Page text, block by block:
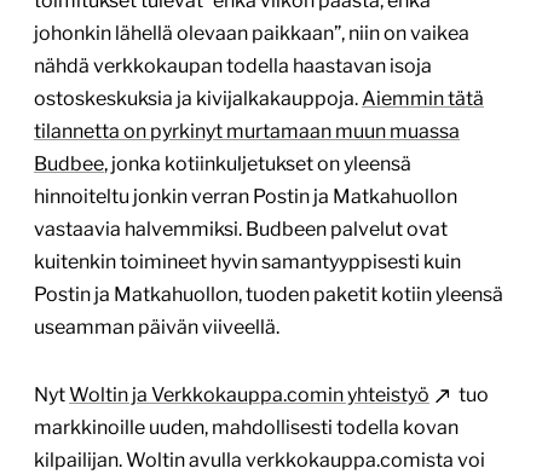
johonkin lähellä olevaan paikkaan”, niin on vaikea
nähdä verkkokaupan todella haastavan isoja
ostoskeskuksia ja kivijalkakauppoja.Aiemmin tätä
tilannetta on pyrkinyt murtamaan muun muassa
Budbee, jonka kotiinkuljetukset on yleensä
hinnoiteltu jonkin verran Postin ja Matkahuollon
vastaavia halvemmiksi. Budbeen palvelut ovat
kuitenkin toimineet hyvin samantyyppisesti kuin
Postin ja Matkahuollon, tuoden paketit kotiin yleensä
useamman päivän viiveellä.
NytWoltin ja Verkkokauppa.comin yhteistyö
tuo
markkinoille uuden, mahdollisesti todella kovan
kilpailijan. Woltin avulla verkkokauppa.comista voi